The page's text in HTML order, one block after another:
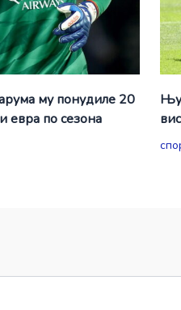
му понудиле 20
евра по сезона